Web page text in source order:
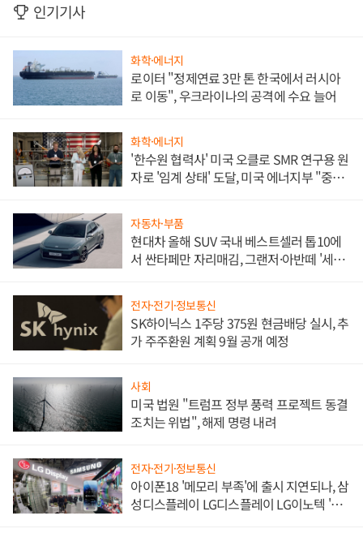
인기기사
화학·에너지
로이터 "정제연료 3만 톤 한국에서 러시아
로 이동", 우크라이나의 공격에 수요 늘어
화학·에너지
'한수원 협력사' 미국 오클로 SMR 연구용 원
자로 '임계 상태' 도달, 미국 에너지부 "중요
자동차·부품
현대차 올해 SUV 국내 베스트셀러 톱10에
서 싼타페만 자리매김, 그랜저·아반떼 '세단
전자·전기·정보통신
SK하이닉스 1주당 375원 현금배당 실시, 추
가 주주환원 계획 9월 공개 예정
사회
미국 법원 "트럼프 정부 풍력 프로젝트 동결
조치는 위법", 해제 명령 내려
전자·전기·정보통신
아이폰18 '메모리 부족'에 출시 지연되나, 삼
성디스플레이 LG디스플레이 LG이노텍 '탈